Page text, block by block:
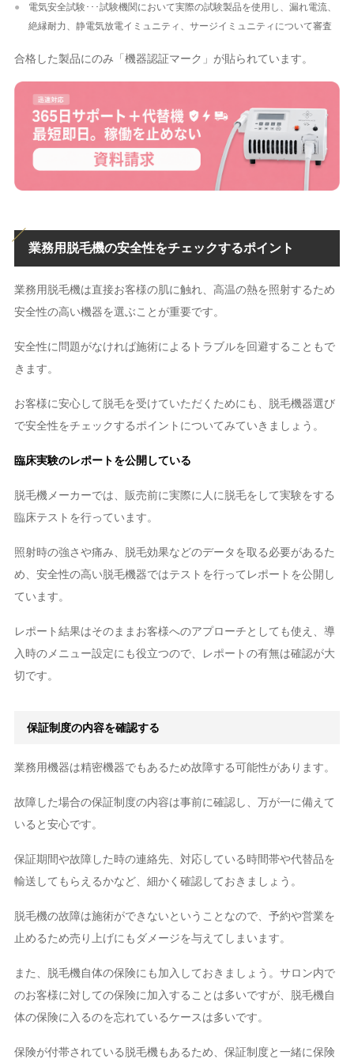
電気安全試験･･･試験機関において実際の試験製品を使用し、漏れ電流、
絶縁耐力、静電気放電イミュニティ、サージイミュニティについて審査
合格した製品にのみ「機器認証マーク」が貼られています。
業務用脱毛機の安全性をチェックするポイント
業務用脱毛機は直接お客様の肌に触れ、高温の熱を照射するため
安全性の高い機器を選ぶことが重要です。
安全性に問題がなければ施術によるトラブルを回避することもで
きます。
お客様に安心して脱毛を受けていただくためにも、脱毛機器選び
で安全性をチェックするポイントについてみていきましょう。
臨床実験のレポートを公開している
脱毛機メーカーでは、販売前に実際に人に脱毛をして実験をする
臨床テストを行っています。
照射時の強さや痛み、脱毛効果などのデータを取る必要があるた
め、安全性の高い脱毛機器ではテストを行ってレポートを公開し
ています。
レポート結果はそのままお客様へのアプローチとしても使え、導
入時のメニュー設定にも役立つので、レポートの有無は確認が大
切です。
保証制度の内容を確認する
業務用機器は精密機器でもあるため故障する可能性があります。
故障した場合の保証制度の内容は事前に確認し、万が一に備えて
いると安心です。
保証期間や故障した時の連絡先、対応している時間帯や代替品を
輸送してもらえるかなど、細かく確認しておきましょう。
脱毛機の故障は施術ができないということなので、予約や営業を
止めるため売り上げにもダメージを与えてしまいます。
また、脱毛機自体の保険にも加入しておきましょう。サロン内で
のお客様に対しての保険に加入することは多いですが、脱毛機自
体の保険に入るのを忘れているケースは多いです。
保険が付帯されている脱毛機もあるため、保証制度と一緒に保険